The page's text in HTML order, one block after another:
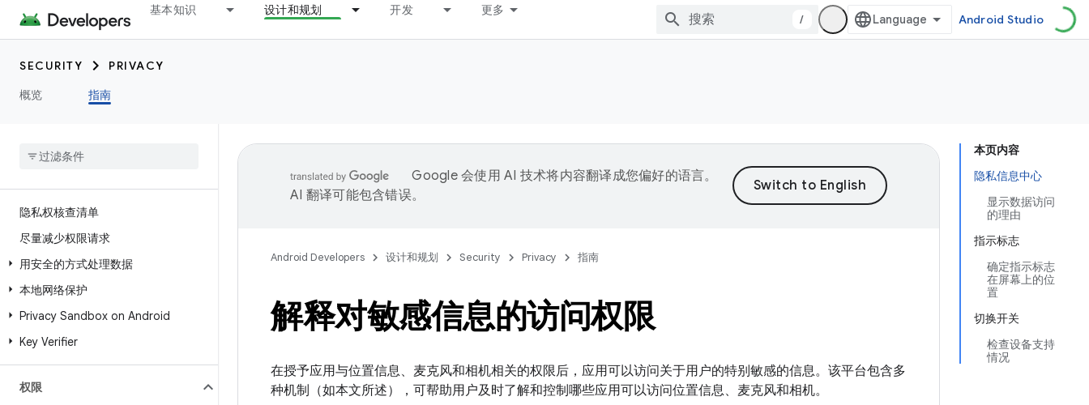
基本知识 设计和规划 开发 更多
/ Android Studio
SECURITY
PRIVACY
概览
指南
隐私权核查清单
尽量减少权限请求
用安全的方式处理数据
本地网络保护
Privacy Sandbox on Android
Key Verifier
权限
本页内容
隐私信息中心
显示数据访问
的理由
指示标志
确定指示标志
在屏幕上的位
置
切换开关
检查设备支持
情况
Google 会使用 AI 技术将内容翻译成您偏好的语言。
AI 翻译可能包含错误。
Android Developers 设计和规划 Security Privacy 指南
解释对敏感信息的访问权限
在授予应用与位置信息、麦克风和相机相关的权限后，应用可以访问关于用户的特别敏感的信息。该平台包含多
种机制（如本文所述），可帮助用户及时了解和控制哪些应用可以访问位置信息、麦克风和相机。